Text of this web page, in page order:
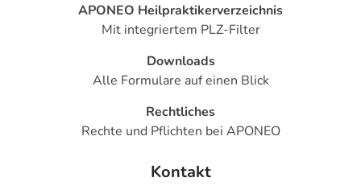
- Schluckstörungen
- Übermäßige Bewegungsaktivität im Gesichtsbereich
- Symptome beim plötzlichen Absetzen des
- Verwirrtheit
Bemerken Sie eine Befindlichkeitsstörung oder
APONEO Heilpraktikerverzeichnis
Mit integriertem PLZ-Filter
Downloads
Alle Formulare auf einen Blick
Rechtliches
Rechte und Pflichten bei APONEO
Kontakt